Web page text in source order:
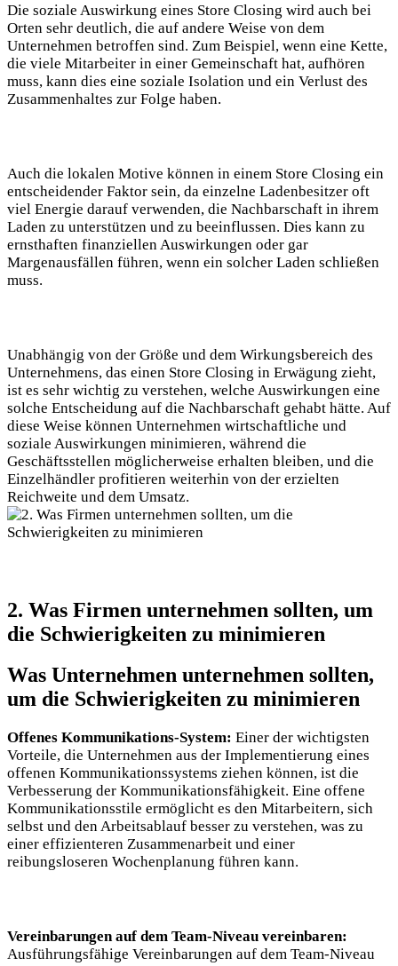
Die soziale Auswirkung eines Store Closing wird auch bei
Orten sehr deutlich, die auf andere Weise von dem
Unternehmen betroffen sind. Zum Beispiel, wenn eine Kette,
die viele Mitarbeiter in einer Gemeinschaft hat, aufhören
muss, kann dies eine soziale Isolation und ein Verlust des
Zusammenhaltes zur Folge haben.
Auch die lokalen Motive können in einem Store Closing ein
entscheidender Faktor sein, da einzelne Ladenbesitzer oft
viel Energie darauf verwenden, die Nachbarschaft in ihrem
Laden zu unterstützen und zu beeinflussen. Dies kann zu
ernsthaften finanziellen Auswirkungen oder gar
Margenausfällen führen, wenn ein solcher Laden schließen
muss.
Unabhängig von der Größe und dem Wirkungsbereich des
Unternehmens, das einen Store Closing in Erwägung zieht,
ist es sehr wichtig zu verstehen, welche Auswirkungen eine
solche Entscheidung auf die Nachbarschaft gehabt hätte. Auf
diese Weise können Unternehmen wirtschaftliche und
soziale Auswirkungen minimieren, während die
Geschäftsstellen möglicherweise erhalten bleiben, und die
Einzelhändler profitieren weiterhin von der erzielten
Reichweite und dem Umsatz.
2. Was Firmen unternehmen sollten, um
die Schwierigkeiten zu minimieren
Was Unternehmen unternehmen sollten,
um die Schwierigkeiten zu minimieren
Offenes Kommunikations-System: Einer der wichtigsten
Vorteile, die Unternehmen aus der Implementierung eines
offenen Kommunikationssystems ziehen können, ist die
Verbesserung der Kommunikationsfähigkeit. Eine offene
Kommunikationsstile ermöglicht es den Mitarbeitern, sich
selbst und den Arbeitsablauf besser zu verstehen, was zu
einer effizienteren Zusammenarbeit und einer
reibungsloseren Wochenplanung führen kann.
Vereinbarungen auf dem Team-Niveau vereinbaren:
Ausführungsfähige Vereinbarungen auf dem Team-Niveau